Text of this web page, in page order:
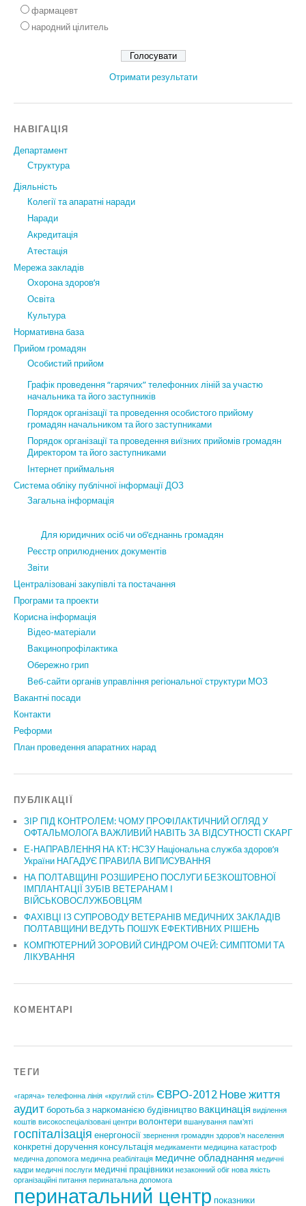
фармацевт
народний цілитель
Отримати результати
НАВІГАЦІЯ
Департамент
Структура
Діяльність
Колегії та апаратні наради
Наради
Акредитація
Атестація
Мережа закладів
Охорона здоров’я
Освіта
Культура
Нормативна база
Прийом громадян
Особистий прийом
Графік проведення “гарячих” телефонних ліній за участю
начальника та його заступників
Порядок організації та проведення особистого прийому
громадян начальником та його заступниками
Порядок організації та проведення виїзних прийомів громадян
Директором та його заступниками
Інтернет приймальня
Система обліку публічної інформації ДОЗ
Загальна інформація
Для юридичних осіб чи об’єднаннь громадян
Реєстр оприлюднених документів
Звіти
Централізовані закупівлі та постачання
Програми та проекти
Корисна інформація
Відео-матеріали
Вакцинопрофілактика
Обережно грип
Веб-сайти органів управління регіональної структури МОЗ
Вакантні посади
Контакти
Реформи
План проведення апаратних нарад
ПУБЛІКАЦІЇ
ЗІР ПІД КОНТРОЛЕМ: ЧОМУ ПРОФІЛАКТИЧНИЙ ОГЛЯД У
ОФТАЛЬМОЛОГА ВАЖЛИВИЙ НАВІТЬ ЗА ВІДСУТНОСТІ СКАРГ
Е-НАПРАВЛЕННЯ НА КТ: НСЗУ Національна служба здоров’я
України НАГАДУЄ ПРАВИЛА ВИПИСУВАННЯ
НА ПОЛТАВЩИНІ РОЗШИРЕНО ПОСЛУГИ БЕЗКОШТОВНОЇ
ІМПЛАНТАЦІЇ ЗУБІВ ВЕТЕРАНАМ І
ВІЙСЬКОВОСЛУЖБОВЦЯМ
ФАХІВЦІ ІЗ СУПРОВОДУ ВЕТЕРАНІВ МЕДИЧНИХ ЗАКЛАДІВ
ПОЛТАВЩИНИ ВЕДУТЬ ПОШУК ЕФЕКТИВНИХ РІШЕНЬ
КОМП’ЮТЕРНИЙ ЗОРОВИЙ СИНДРОМ ОЧЕЙ: СИМПТОМИ ТА
ЛІКУВАННЯ
КОМЕНТАРІ
ТЕГИ
«гаряча» телефонна лінія «круглий стіл» ЄВРО-2012 Нове життя
аудит боротьба з наркоманією будівництво вакцинація виділення
коштів високоспеціалізовані центри волонтери вшанування пам'яті
госпіталізація енергоносії звернення громадян здоров'я населення
конкретні доручення консультація медикаменти медицина катастроф
медична допомога медична реабілітація медичне обладнання медичні
кадри медичні послуги медичні працівники незаконний обіг нова якість
організаційні питання перинатальна допомога
перинатальний центр показники